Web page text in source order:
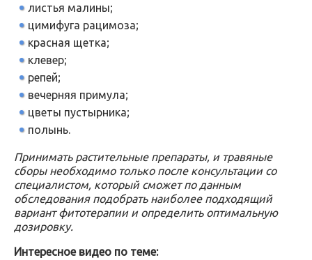
листья малины;
цимифуга рацимоза;
красная щетка;
клевер;
репей;
вечерняя примула;
цветы пустырника;
полынь.
Принимать растительные препараты, и травяные
сборы необходимо только после консультации со
специалистом, который сможет по данным
обследования подобрать наиболее подходящий
вариант фитотерапии и определить оптимальную
дозировку.
Интересное видео по теме: